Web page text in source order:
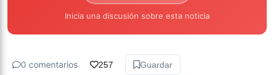
Inicia una discusión sobre esta noticia
0 comentarios 257 Guardar